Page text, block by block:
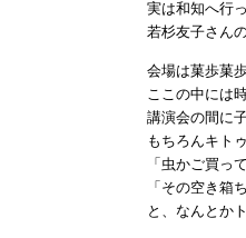
実は和知へ行
若杉友子さん
会場は菓歩菓
ここの中には
講演会の間に
もちろんキト
「虫かご買っ
「その空き箱
と、なんとか